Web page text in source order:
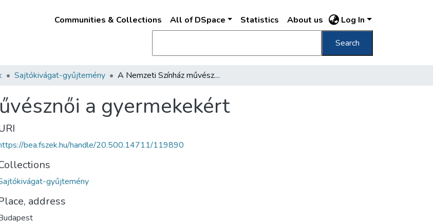
Communities & Collections All of DSpace Statistics About us Log In
Search
Sajtókivágat-gyűjtemény A Nemzeti Színház művésznői a gyermekekért
a gyermekekért
bea.fszek.hu/handle/20.500.14711/119890
gyűjtemény
address